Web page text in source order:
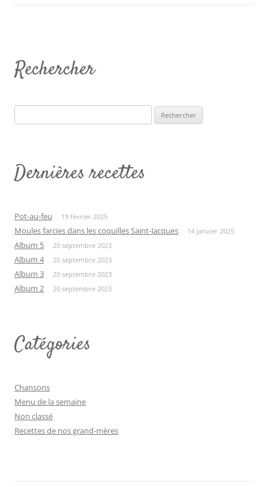
Rechercher
Dernières recettes
Pot-au-feu 19 février 2025
Moules farcies dans les coquilles Saint-Jacques 14 janvier 2025
Album 5 20 septembre 2023
Album 4 20 septembre 2023
Album 3 20 septembre 2023
Album 2 20 septembre 2023
Catégories
Chansons
Menu de la semaine
Non classé
Recettes de nos grand-mères